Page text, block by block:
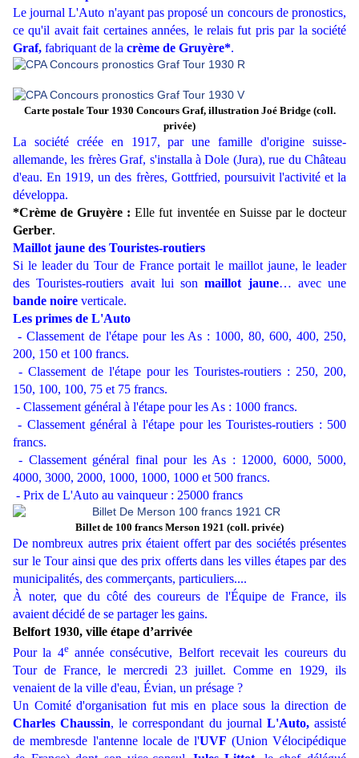
Le journal L'Auto n'ayant pas proposé un concours de pronostics,
ce qu'il avait fait certaines années, le relais fut pris par la société
Graf, fabriquant de la crème de Gruyère*.
Carte postale Tour 1930 Concours Graf, illustration Joé Bridge (coll.
privée)
La société créée en 1917, par une famille d'origine suisse-
allemande, les frères Graf, s'installa à Dole (Jura), rue du Château
d'eau. En 1919, un des frères, Gottfried, poursuivit l'activité et la
développa.
*Crème de Gruyère : Elle fut inventée en Suisse par le docteur
Gerber.
Maillot jaune des Touristes-routiers
Si le leader du Tour de France portait le maillot jaune, le leader
des Touristes-routiers avait lui sonmaillot jaune… avec une
bande noire verticale.
Les primes de L'Auto
- Classement de l'étape pour les As : 1000, 80, 600, 400, 250,
200, 150 et 100 francs.
- Classement de l'étape pour les Touristes-routiers : 250, 200,
150, 100, 100, 75 et 75 francs.
- Classement général à l'étape pour les As : 1000 francs.
- Classement général à l'étape pour les Touristes-routiers : 500
francs.
- Classement général final pour les As : 12000, 6000, 5000,
4000, 3000, 2000, 1000, 1000, 1000 et 500 francs.
- Prix de L'Auto au vainqueur : 25000 francs
Billet de 100 francs Merson 1921 (coll. privée)
De nombreux autres prix étaient offert par des sociétés présentes
sur le Tour ainsi que des prix offerts dans les villes étapes par des
municipalités, des commerçants, particuliers....
À noter, que du côté des coureurs de l'Équipe de France, ils
avaient décidé de se partager les gains.
Belfort 1930, ville étape d’arrivée
Pour la 4eannée consécutive, Belfort recevait les coureurs du
Tour de France, le mercredi 23 juillet. Comme en 1929, ils
venaient de la ville d'eau, Évian, un présage ?
Un Comité d'organisation fut mis en place sous la direction de
Charles Chaussin, le correspondant du journal L'Auto,assisté
de membresde l'antenne locale de l'UVF (Union Vélocipédique